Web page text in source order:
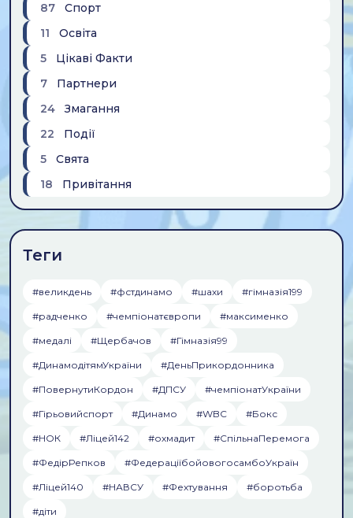
87
Спорт
11
Освіта
5
Цікаві Факти
7
Партнери
24
Змагання
22
Події
5
Свята
18
Привiтання
Теги
#великдень #фстдинамо #шахи #гiмназiя199
#радченко #чемпiонатєвропи #максименко
#медалi #Щербачов #Гімназія99
#ДинамодітямУкраїни #ДеньПрикордонника
#ПовернутиКордон #ДПСУ #чемпіонатУкраїни
#Гірьовийспорт #Динамо #WBC #Бокс
#НОК #Ліцей142 #охмадит #СпільнаПеремога
#ФедірРепков #ФедераціїбойовогосамбоУкраїн
#Ліцей140 #НАВСУ #Фехтування #боротьба
#діти